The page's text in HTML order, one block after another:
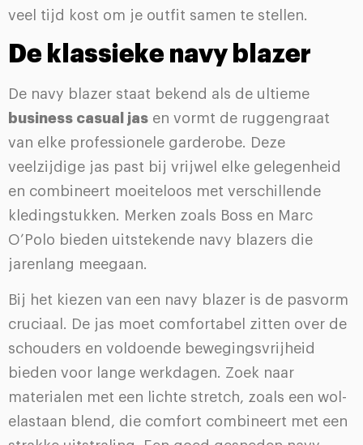
veel tijd kost om je outfit samen te stellen.
De klassieke navy blazer
De navy blazer staat bekend als de ultieme
business casual jas en vormt de ruggengraat
van elke professionele garderobe. Deze
veelzijdige jas past bij vrijwel elke gelegenheid
en combineert moeiteloos met verschillende
kledingstukken. Merken zoals Boss en Marc
O’Polo bieden uitstekende navy blazers die
jarenlang meegaan.
Bij het kiezen van een navy blazer is de pasvorm
cruciaal. De jas moet comfortabel zitten over de
schouders en voldoende bewegingsvrijheid
bieden voor lange werkdagen. Zoek naar
materialen met een lichte stretch, zoals een wol-
elastaan blend, die comfort combineert met een